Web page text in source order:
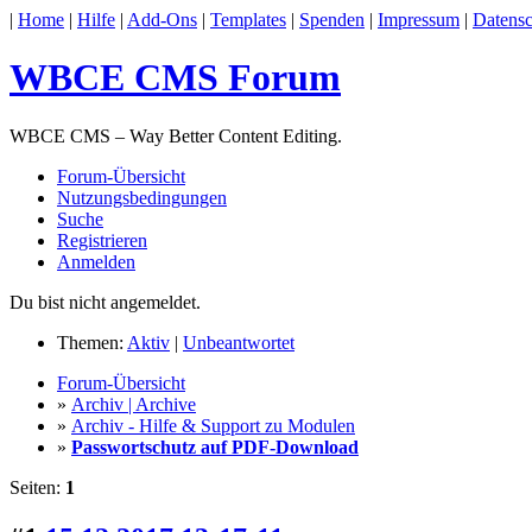
| Home | Hilfe | Add-Ons | Templates | Spenden | Impressum |
WBCE CMS Forum
WBCE CMS – Way Better Content Editing.
Forum-Übersicht
Nutzungsbedingungen
Suche
Registrieren
Anmelden
Du bist nicht angemeldet.
Themen: Aktiv | Unbeantwortet
Forum-Übersicht
» Archiv | Archive
» Archiv - Hilfe & Support zu Modulen
» Passwortschutz auf PDF-Download
Seiten: 1